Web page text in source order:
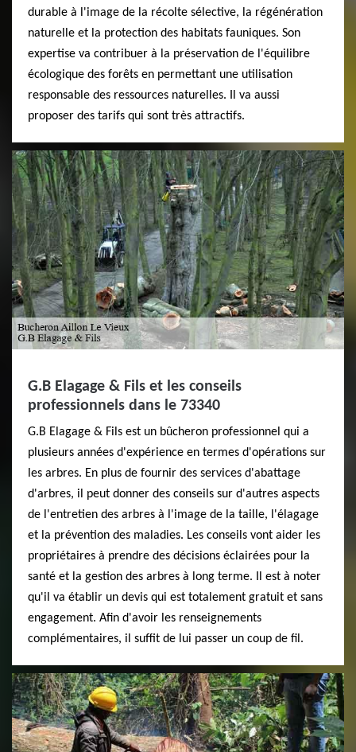
durable à l'image de la récolte sélective, la régénération
naturelle et la protection des habitats fauniques. Son
expertise va contribuer à la préservation de l'équilibre
écologique des forêts en permettant une utilisation
responsable des ressources naturelles. Il va aussi
proposer des tarifs qui sont très attractifs.
G.B Elagage & Fils et les conseils
professionnels dans le 73340
G.B Elagage & Fils est un bûcheron professionnel qui a
plusieurs années d'expérience en termes d'opérations sur
les arbres. En plus de fournir des services d'abattage
d'arbres, il peut donner des conseils sur d'autres aspects
de l'entretien des arbres à l'image de la taille, l'élagage
et la prévention des maladies. Les conseils vont aider les
propriétaires à prendre des décisions éclairées pour la
santé et la gestion des arbres à long terme. Il est à noter
qu'il va établir un devis qui est totalement gratuit et sans
engagement. Afin d'avoir les renseignements
complémentaires, il suffit de lui passer un coup de fil.